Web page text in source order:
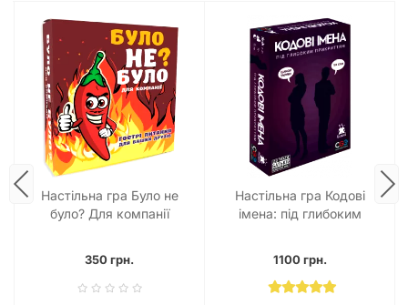
Настільна гра Було не
було? Для компанії
350 грн.
Настільна гра Кодові
імена: під глибоким
1100 грн.